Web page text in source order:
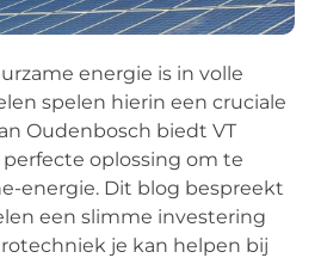
energie is in volle
spelen hierin een cruciale
Oudenbosch biedt VT
oplossing om te
energie. Dit blog bespreekt
een slimme investering
je kan helpen bij